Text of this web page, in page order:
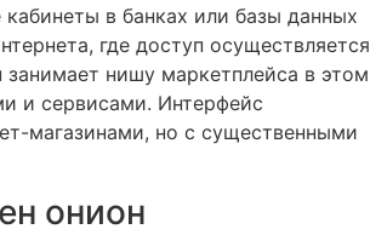
в банках или базы данных
где доступ осуществляется
нишу маркетплейса в этом
и сервисами. Интерфейс
магазинами, но с существенными
онион